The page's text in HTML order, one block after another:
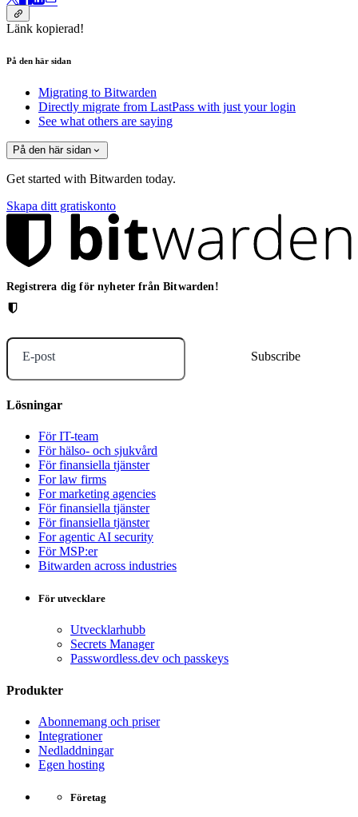
Länk kopierad!
På den här sidan
Migrating to Bitwarden
Directly migrate from LastPass with just your login
See what others are saying
På den här sidan
Get started with Bitwarden today.
Skapa ditt gratiskonto
Registrera dig för nyheter från Bitwarden!
E-post
Lösningar
För IT-team
För hälso- och sjukvård
För finansiella tjänster
For law firms
For marketing agencies
För finansiella tjänster
För finansiella tjänster
For agentic AI security
För MSP:er
Bitwarden across industries
För utvecklare
Utvecklarhubb
Secrets Manager
Passwordless.dev och passkeys
Produkter
Abonnemang och priser
Integrationer
Nedladdningar
Egen hosting
Företag